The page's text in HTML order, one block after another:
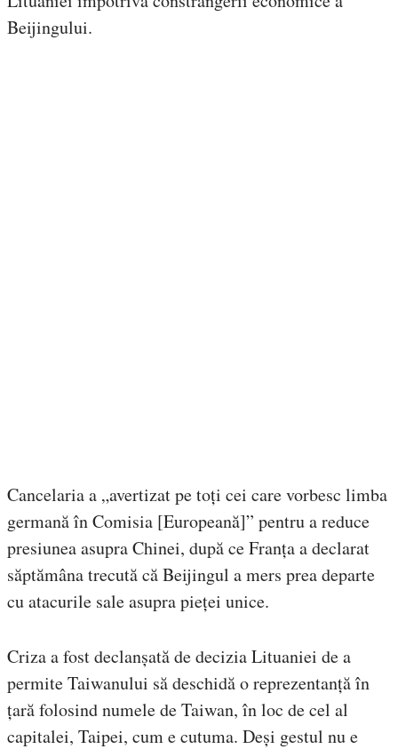
Beijingului.
Cancelaria a „avertizat pe toți cei care vorbesc limba
germană în Comisia [Europeană]” pentru a reduce
presiunea asupra Chinei, după ce Franța a declarat
săptămâna trecută că Beijingul a mers prea departe
cu atacurile sale asupra pieței unice.
Criza a fost declanșată de decizia Lituaniei de a
permite Taiwanului să deschidă o reprezentanță în
țară folosind numele de Taiwan, în loc de cel al
capitalei, Taipei, cum e cutuma. Deși gestul nu e